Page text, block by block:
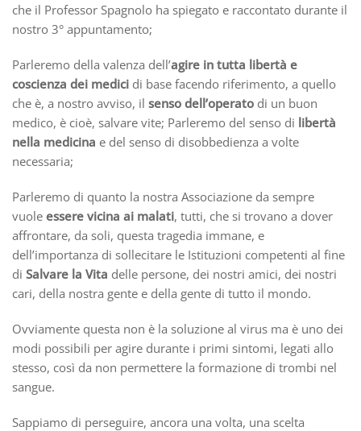
che il Professor Spagnolo ha spiegato e raccontato durante il
nostro 3° appuntamento;
Parleremo della valenza dell’agire in tutta libertà e
coscienza dei medici di base facendo riferimento, a quello
che è, a nostro avviso, il senso dell’operato di un buon
medico, è cioè, salvare vite; Parleremo del senso di libertà
nella medicina e del senso di disobbedienza a volte
necessaria;
Parleremo di quanto la nostra Associazione da sempre
vuole essere vicina ai malati, tutti, che si trovano a dover
affrontare, da soli, questa tragedia immane, e
dell’importanza di sollecitare le Istituzioni competenti al fine
di Salvare la Vita delle persone, dei nostri amici, dei nostri
cari, della nostra gente e della gente di tutto il mondo.
Ovviamente questa non è la soluzione al virus ma è uno dei
modi possibili per agire durante i primi sintomi, legati allo
stesso, così da non permettere la formazione di trombi nel
sangue.
Sappiamo di perseguire, ancora una volta, una scelta